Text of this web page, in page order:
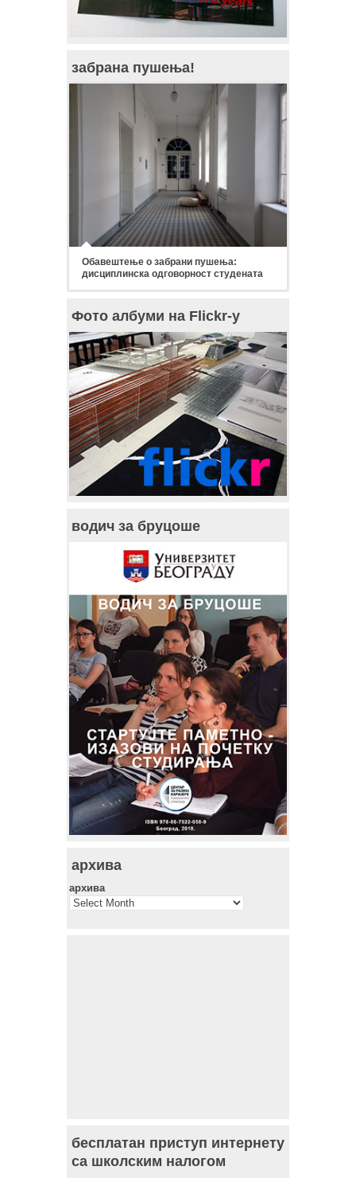
забрана пушења!
Обавештење о забрани пушења:
дисциплинска одговорност студената
Фото албуми на Flickr-у
водич за бруцоше
архива
архива
бесплатан приступ интернету
са школским налогом